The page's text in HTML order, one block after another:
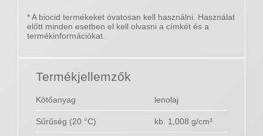
* A biocid termékeket óvatosan kell használni. Használat
előtt minden esetben el kell olvasni a címkét és a
termékinformációkat.
Termékjellemzők
Kötőanyag lenolaj
Sűrűség (20 °C) kb. 1,008 g/cm³